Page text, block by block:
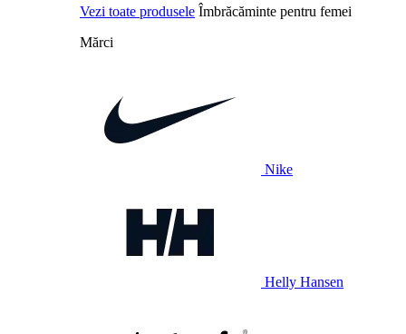
Vezi toate produsele Îmbrăcăminte pentru femei
Mărci
Nike
Helly Hansen